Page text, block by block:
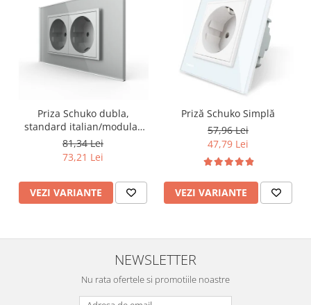
Priza Schuko dubla,
standard italian/modular
4M
81,34 Lei
73,21 Lei
VEZI VARIANTE
Priză Schuko Simplă
57,96 Lei
47,79 Lei
VEZI VARIANTE
NEWSLETTER
Nu rata ofertele si promotiile noastre